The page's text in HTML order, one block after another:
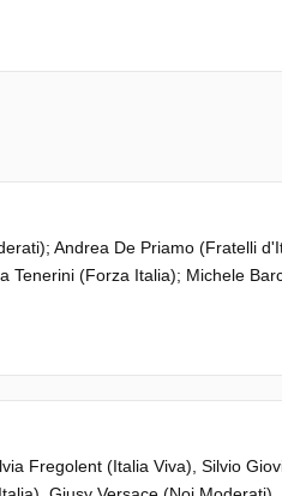
Andrea De Priamo (Fratelli
Tenerini (Forza Italia); Michele
Fregolent (Italia Viva), Silvio